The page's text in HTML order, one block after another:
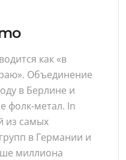
как «в
Объединение
в Берлине и
фолк-метал. In
из самых
в Германии и
миллиона